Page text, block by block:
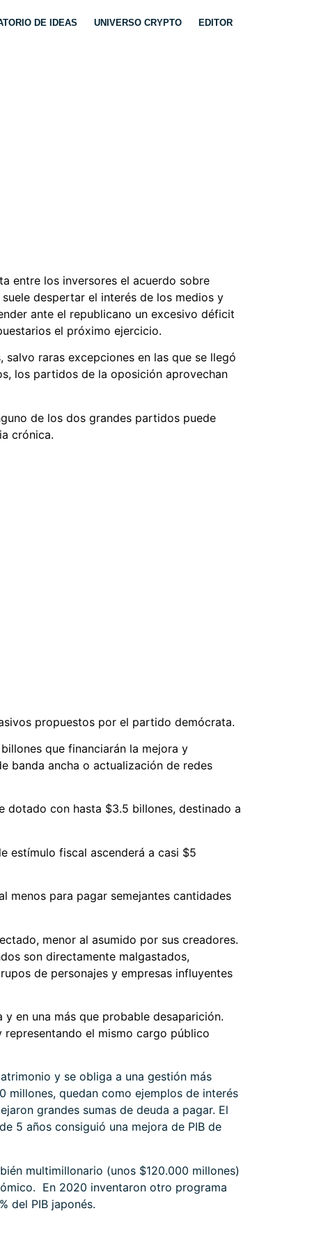
DE IDEAS UNIVERSO CRYPTO EDITOR
entre los inversores el acuerdo sobre
despertar el interés de los medios y
ante el republicano un excesivo déficit
el próximo ejercicio.
raras excepciones en las que se llegó
los partidos de la oposición aprovechan
de los dos grandes partidos puede
crónica.
propuestos por el partido demócrata.
que financiarán la mejora y
banda ancha o actualización de redes
dotado con hasta $3.5 billones, destinado a
estímulo fiscal ascenderá a casi $5
menos para pagar semejantes cantidades
menor al asumido por sus creadores.
son directamente malgastados,
de personajes y empresas influyentes
en una más que probable desaparición.
el mismo cargo público
y se obliga a una gestión más
quedan como ejemplos de interés
grandes sumas de deuda a pagar. El
5 años consiguió una mejora de PIB de
multimillonario (unos $120.000 millones)
En 2020 inventaron otro programa
del PIB japonés.